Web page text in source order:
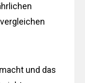
und das